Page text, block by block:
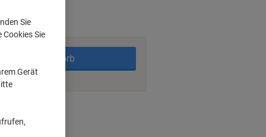
In den Warenkorb
Sie
Sie
Gerät